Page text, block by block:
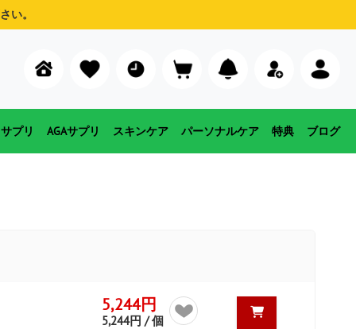
い。
プリ AGAサプリ スキンケア パーソナルケア 特典 ブログ
5,244円
5,244円 / 個